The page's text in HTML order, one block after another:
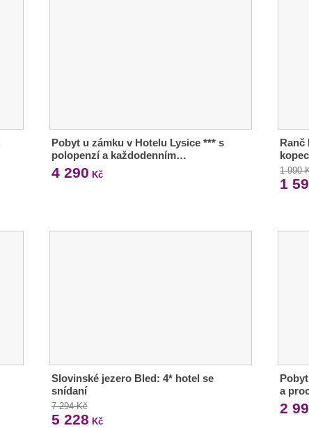
Pobyt u zámku v Hotelu Lysice *** s
polopenzí a každodenním…
4 290 Kč
Ranč
1 990
1
Slovinské jezero Bled: 4* hotel se
snídaní
7 294 Kč
5 228 Kč
a
2